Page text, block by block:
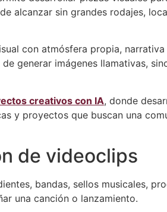
alcanzar sin grandes rodajes,
con atmósfera propia,
generar imágenes llamativas,
creativos con IA, donde
y proyectos que buscan una
de videoclips
bandas, sellos musicales,
una canción o lanzamiento.